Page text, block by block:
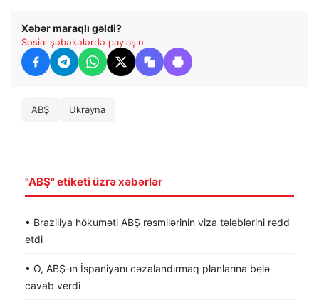
Xəbər maraqlı gəldi?
Sosial şəbəkələrdə paylaşın
ABŞ Ukrayna
"ABŞ" etiketi üzrə xəbərlər
• Braziliya hökuməti ABŞ rəsmilərinin viza tələblərini rədd
etdi
• O, ABŞ-ın İspaniyanı cəzalandırmaq planlarına belə
cavab verdi